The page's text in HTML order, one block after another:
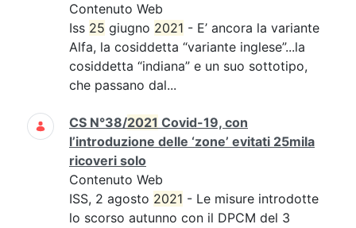
Contenuto Web
Iss 25 giugno 2021 - E’ ancora la variante
Alfa, la cosiddetta “variante inglese”...la
cosiddetta “indiana” e un suo sottotipo,
che passano dal...
CS N°38/2021 Covid-19, con
l’introduzione delle ‘zone’ evitati 25mila
ricoveri solo
Contenuto Web
ISS, 2 agosto 2021 - Le misure introdotte
lo scorso autunno con il DPCM del 3